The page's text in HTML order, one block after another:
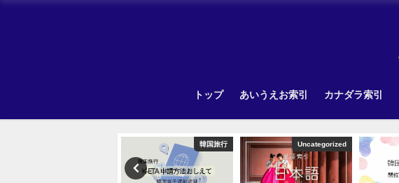
トップ あいうえお索引 カナダラ索引
Uncategorized Other